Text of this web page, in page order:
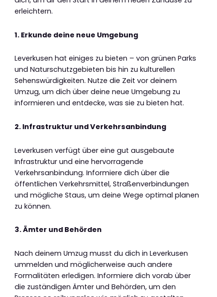
erleichtern.
1. Erkunde deine neue Umgebung
Leverkusen hat einiges zu bieten – von grünen Parks
und Naturschutzgebieten bis hin zu kulturellen
Sehenswürdigkeiten. Nutze die Zeit vor deinem
Umzug, um dich über deine neue Umgebung zu
informieren und entdecke, was sie zu bieten hat.
2. Infrastruktur und Verkehrsanbindung
Leverkusen verfügt über eine gut ausgebaute
Infrastruktur und eine hervorragende
Verkehrsanbindung. Informiere dich über die
öffentlichen Verkehrsmittel, Straßenverbindungen
und mögliche Staus, um deine Wege optimal planen
zu können.
3. Ämter und Behörden
Nach deinem Umzug musst du dich in Leverkusen
ummelden und möglicherweise auch andere
Formalitäten erledigen. Informiere dich vorab über
die zuständigen Ämter und Behörden, um den